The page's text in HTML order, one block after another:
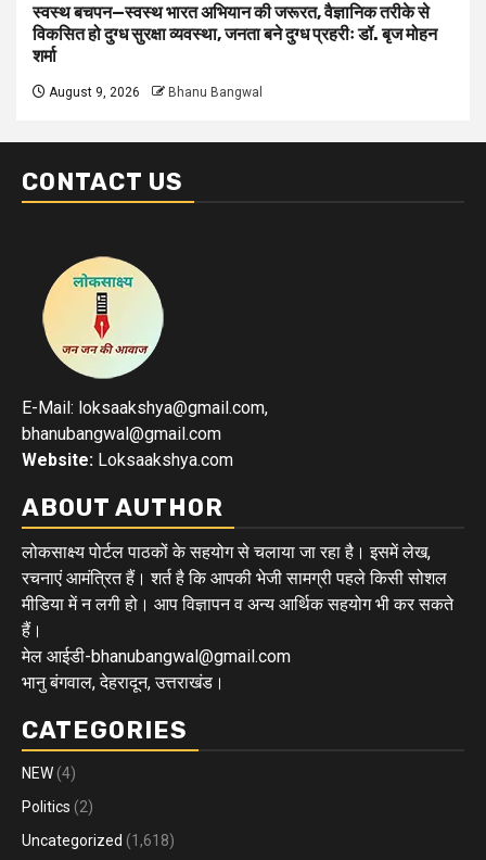
स्वस्थ बचपन—स्वस्थ भारत अभियान की जरूरत, वैज्ञानिक तरीके से
विकसित हो दुग्ध सुरक्षा व्यवस्था, जनता बने दुग्ध प्रहरीः डॉ. बृज मोहन
शर्मा
August 9, 2026 Bhanu Bangwal
CONTACT US
E-Mail: loksaakshya@gmail.com,
bhanubangwal@gmail.com
Website: Loksaakshya.com
ABOUT AUTHOR
लोकसाक्ष्य पोर्टल पाठकों के सहयोग से चलाया जा रहा है। इसमें लेख,
रचनाएं आमंत्रित हैं। शर्त है कि आपकी भेजी सामग्री पहले किसी सोशल
मीडिया में न लगी हो। आप विज्ञापन व अन्य आर्थिक सहयोग भी कर सकते
हैं।
मेल आईडी-bhanubangwal@gmail.com
भानु बंगवाल, देहरादून, उत्तराखंड।
CATEGORIES
NEW (4)
Politics (2)
Uncategorized (1,618)